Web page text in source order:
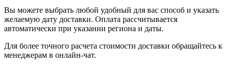
Вы можете выбрать любой удобный для вас способ и указать
желаемую дату доставки. Оплата рассчитывается
автоматически при указании региона и даты.
Для более точного расчета стоимости доставки обращайтесь к
менеджерам в онлайн-чат.